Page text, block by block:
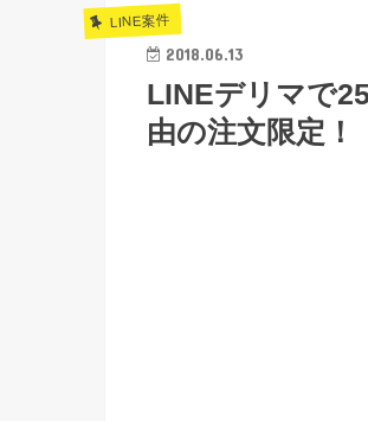
LINE案件
2018.06.13
LINEデリマで
由の注文限定！